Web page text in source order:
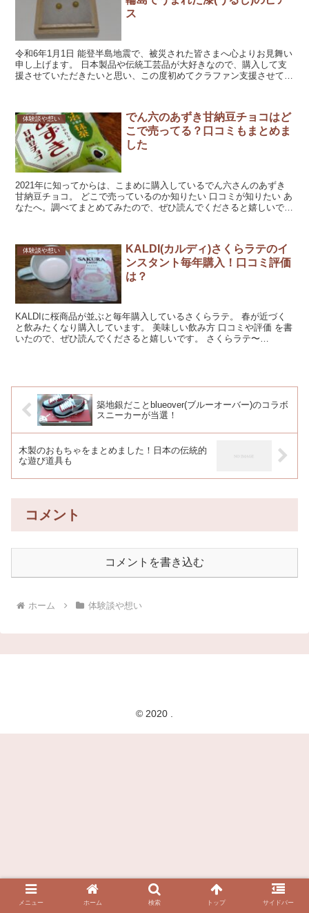
ス
令和6年1月1日 能登半島地震で、被災された皆さまへ心よりお見舞い
申し上げます。 日本製品や伝統工芸品が大好きなので、購入して支
援させていただきたいと思い、この度初めてクラファン支援させてい
体験談や想い
でん六のあずき甘納豆チョコはど
こで売ってる？口コミもまとめま
した
2021年に知ってからは、こまめに購入しているでん六さんのあずき
甘納豆チョコ。 どこで売っているのか知りたい 口コミが知りたい あ
なたへ。調べてまとめてみたので、ぜひ読んでくださると嬉しいで
体験談や想い
KALDI(カルディ)さくらラテのイ
ンスタント毎年購入！口コミ評価
は？
KALDIに桜商品が並ぶと毎年購入しているさくらラテ。 春が近づく
と飲みたくなり購入しています。 美味しい飲み方 口コミや評価 を書
いたので、ぜひ読んでくださると嬉しいです。 さくらラテ〜
築地銀だことblueover(ブルーオーバー)のコラボ
スニーカーが当選！
木製のおもちゃをまとめました！日本の伝統的
な遊び道具も
コメント
コメントを書き込む
ホーム 体験談や想い
© 2020 .
メニュー ホーム 検索 トップ サイドバー